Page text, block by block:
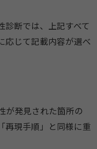
診断では、上記すべて
応じて記載内容が選べ
が発見された箇所の
再現手順」と同様に重